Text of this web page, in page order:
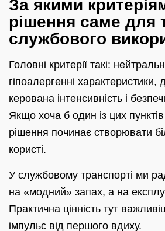
За якими
рішення саме для
службового
Головні критерії такі:
гіпоалергенні характеристики,
керована інтенсивність і
Якщо хоча б один із цих
рішення починає створювати
користі.
У службовому транспорті ми
на «модний» запах, а на
Практична цінність тут
імпульс від першого вдиху.